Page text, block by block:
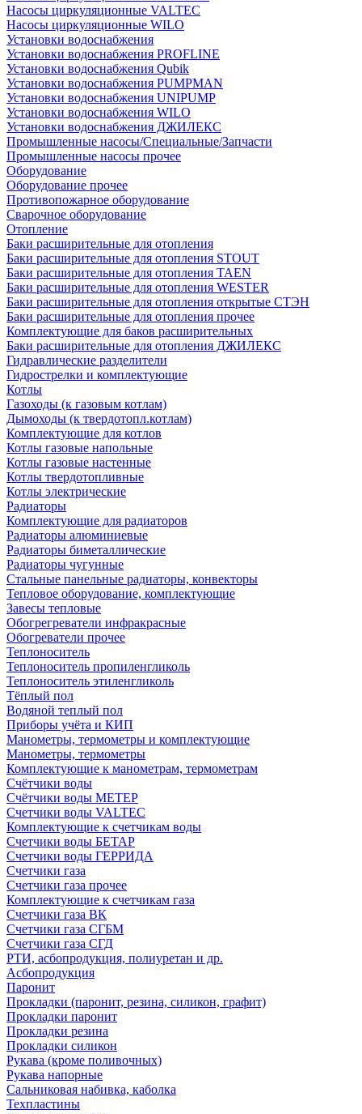
Насосы циркуляционные VALTEC
Насосы циркуляционные WILO
Установки водоснабжения
Установки водоснабжения PROFLINE
Установки водоснабжения Qubik
Установки водоснабжения PUMPMAN
Установки водоснабжения UNIPUMP
Установки водоснабжения WILO
Установки водоснабжения ДЖИЛЕКС
Промышленные насосы/Специальные/Запчасти
Промышленные насосы прочее
Оборудование
Оборудование прочее
Противопожарное оборудование
Сварочное оборудование
Отопление
Баки расширительные для отопления
Баки расширительные для отопления STOUT
Баки расширительные для отопления TAEN
Баки расширительные для отопления WESTER
Баки расширительные для отопления открытые СТЭН
Баки расширительные для отопления прочее
Комплектующие для баков расширительных
Баки расширительные для отопления ДЖИЛЕКС
Гидравлические разделители
Гидрострелки и комплектующие
Котлы
Газоходы (к газовым котлам)
Дымоходы (к твердотопл.котлам)
Комплектующие для котлов
Котлы газовые напольные
Котлы газовые настенные
Котлы твердотопливные
Котлы электрические
Радиаторы
Комплектующие для радиаторов
Радиаторы алюминиевые
Радиаторы биметаллические
Радиаторы чугунные
Стальные панельные радиаторы, конвекторы
Тепловое оборудование, комплектующие
Завесы тепловые
Обогрегреватели инфракрасные
Обогреватели прочее
Теплоноситель
Теплоноситель пропиленгликоль
Теплоноситель этиленгликоль
Тёплый пол
Водяной теплый пол
Приборы учёта и КИП
Манометры, термометры и комплектующие
Манометры, термометры
Комплектующие к манометрам, термометрам
Счётчики воды
Счётчики воды МЕТЕР
Счетчики воды VALTEC
Комплектующие к счетчикам воды
Счетчики воды БЕТАР
Счетчики воды ГЕРРИДА
Счетчики газа
Счетчики газа прочее
Комплектующие к счетчикам газа
Счетчики газа ВК
Счетчики газа СГБМ
Счетчики газа СГД
РТИ, асбопродукция, полиуретан и др.
Асбопродукция
Паронит
Прокладки (паронит, резина, силикон, графит)
Прокладки паронит
Прокладки резина
Прокладки силикон
Рукава (кроме поливочных)
Рукава напорные
Сальниковая набивка, каболка
Техпластины